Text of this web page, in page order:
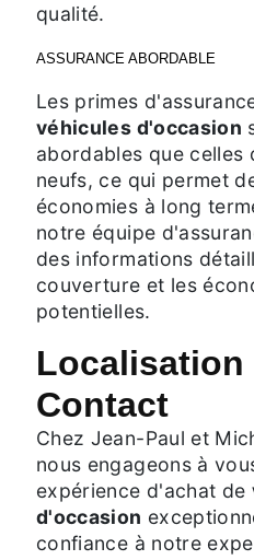
qualité.
ASSURANCE ABORDABLE
Les primes
véhicules d'occasion
abordables que celles
neufs, ce qui permet
économies à long
notre équipe
des informations
couverture et les
potentielles.
Localisation
Contact
Chez Jean-Paul et
nous engageons à
expérience d'achat de
d'occasion
confiance à notre